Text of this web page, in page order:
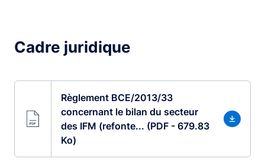
Cadre juridique
Règlement BCE/2013/33
concernant le bilan du secteur
des IFM (refonte... (PDF - 679.83
Ko)